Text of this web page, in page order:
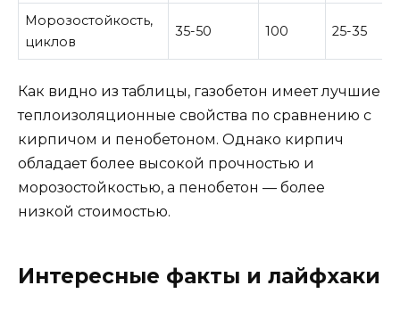
Морозостойкость,
циклов
35-50 100 25-35
Как видно из таблицы, газобетон имеет лучшие
теплоизоляционные свойства по сравнению с
кирпичом и пенобетоном. Однако кирпич
обладает более высокой прочностью и
морозостойкостью, а пенобетон — более
низкой стоимостью.
Интересные факты и лайфхаки